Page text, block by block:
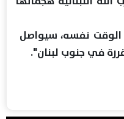
نفسه، سيواصل
في ​جنوب لبنان".